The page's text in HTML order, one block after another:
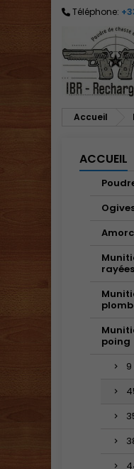
Téléphone:
Accueil
ACCUEIL
rayées
poing